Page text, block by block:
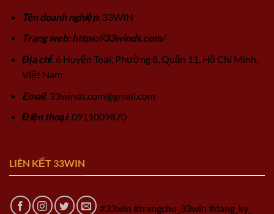
Tên doanh nghiệp: 33WIN
Trang web: https://33winds.com/
Địa chỉ: 6 Huyện Toại, Phường 8, Quận 11, Hồ Chí Minh,
Việt Nam
Email: 33winds.com@gmail.com
Điện thoại: 0911009870
LIÊN KẾT 33WIN
#33win #trangchu_33win #dang_ky_